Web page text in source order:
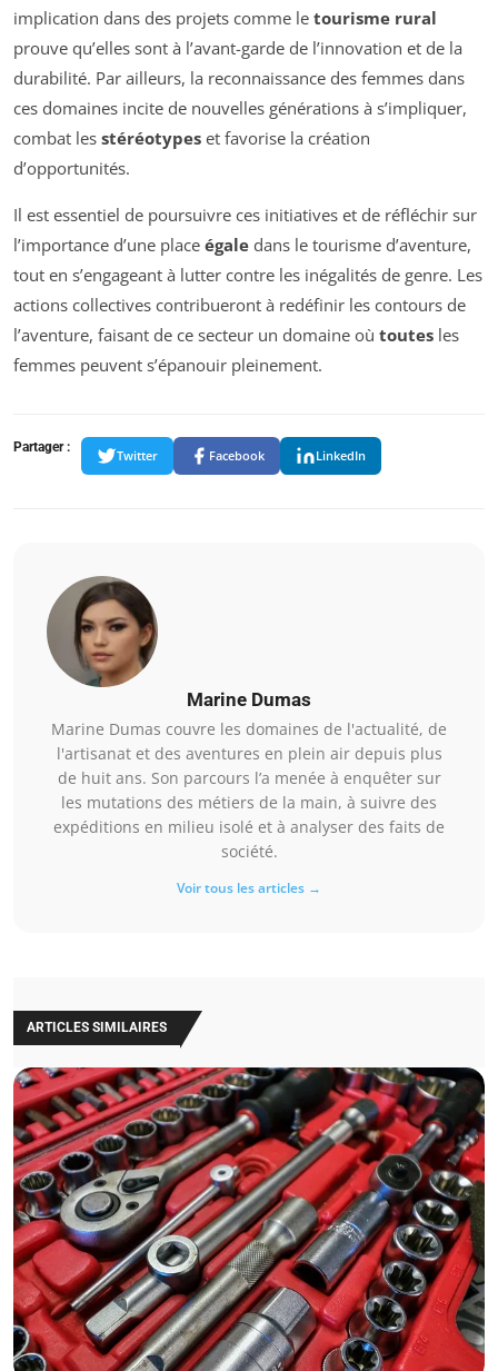
implication dans des projets comme le tourisme rural
prouve qu’elles sont à l’avant-garde de l’innovation et de la
durabilité. Par ailleurs, la reconnaissance des femmes dans
ces domaines incite de nouvelles générations à s’impliquer,
combat les stéréotypes et favorise la création
d’opportunités.
Il est essentiel de poursuivre ces initiatives et de réfléchir sur
l’importance d’une place égale dans le tourisme d’aventure,
tout en s’engageant à lutter contre les inégalités de genre. Les
actions collectives contribueront à redéfinir les contours de
l’aventure, faisant de ce secteur un domaine où toutes les
femmes peuvent s’épanouir pleinement.
Partager :
Twitter Facebook LinkedIn
Marine Dumas
Marine Dumas couvre les domaines de l'actualité, de
l'artisanat et des aventures en plein air depuis plus
de huit ans. Son parcours l’a menée à enquêter sur
les mutations des métiers de la main, à suivre des
expéditions en milieu isolé et à analyser des faits de
société.
Voir tous les articles →
ARTICLES SIMILAIRES